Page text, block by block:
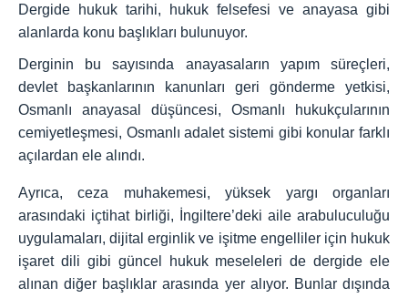
Dergide hukuk tarihi, hukuk felsefesi ve anayasa gibi
alanlarda konu başlıkları bulunuyor.
Derginin bu sayısında anayasaların yapım süreçleri,
devlet başkanlarının kanunları geri gönderme yetkisi,
Osmanlı anayasal düşüncesi, Osmanlı hukukçularının
cemiyetleşmesi, Osmanlı adalet sistemi gibi konular farklı
açılardan ele alındı.
Ayrıca, ceza muhakemesi, yüksek yargı organları
arasındaki içtihat birliği, İngiltere’deki aile arabuluculuğu
uygulamaları, dijital erginlik ve işitme engelliler için hukuk
işaret dili gibi güncel hukuk meseleleri de dergide ele
alınan diğer başlıklar arasında yer alıyor. Bunlar dışında